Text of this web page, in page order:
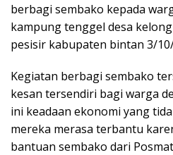
berbagi sembako kepada
kampung tenggel desa
pesisir kabupaten bintan 3/
Kegiatan berbagi sembako
kesan tersendiri bagi warga
ini keadaan ekonomi yang
mereka merasa terbantu
bantuan sembako dari